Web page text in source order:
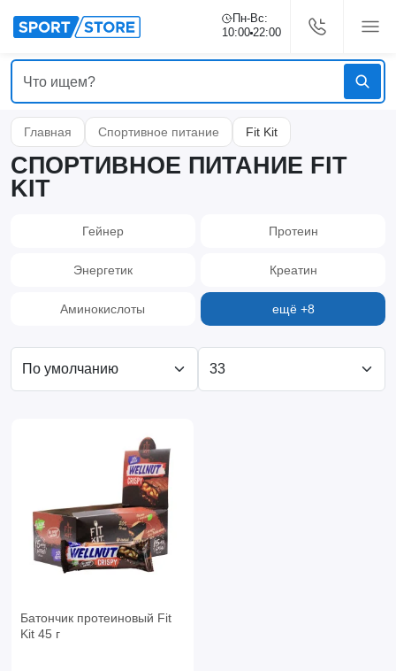
Пн-Вс:
10:00 22:00
Главная Спортивное питание Fit Kit
СПОРТИВНОЕ ПИТАНИЕ FIT
KIT
Гейнер Протеин
Энергетик Креатин
Аминокислоты ещё +8
Батончик протеиновый Fit
Kit 45 г